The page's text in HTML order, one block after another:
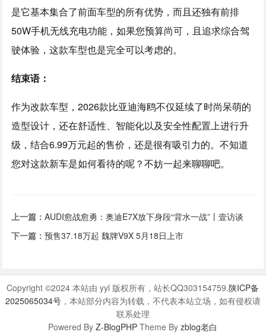
是它基本集合了前面车型的所有优势，而且还独有前排
50W手机无线充电功能，如果您预算尚可，且追求综合驾
驶体验，这款车型也是完全可以考虑的。
结束语：
作为改款车型，2026款比亚迪海鸥不仅延续了时尚呆萌的
造型设计，还在舒适性、智能化以及安全性配置上进行升
级，结合6.99万元起的售价，还是很有吸引力的。不知道
您对这款新车是如何看待的呢？不妨一起来聊聊吧。
上一篇：AUDI愈战愈勇：奥迪E7X放下身段“背水一战”丨壹访谈
下一篇：预售37.18万起 魏牌V9X 5月18日上市
Copyright ©2024 本站由 yyl 版权所有，站长QQ303154759.陕ICP备
2025065034号，本站部分内容为转载，不代表本站立场，如有侵权请
联系处理
Powered ByZ-BlogPHP Theme Byzblog老白